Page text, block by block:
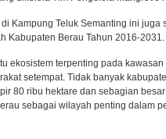
Kampung Teluk Semanting ini
Kabupaten Berau Tahun 2016-2031.
ekosistem terpenting pada
setempat. Tidak banyak
80 ribu hektare dan sebagian
sebagai wilayah penting dalam